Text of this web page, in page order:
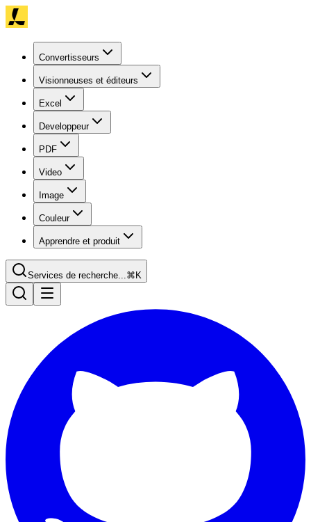
Convertisseurs
Visionneuses et éditeurs
Excel
Developpeur
PDF
Video
Image
Couleur
Apprendre et produit
Services de recherche...⌘K